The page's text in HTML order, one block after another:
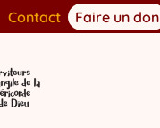
Contact Faire un don